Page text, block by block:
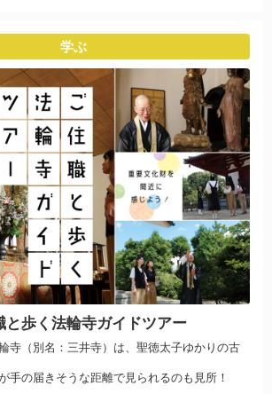
学ぶ
と歩く法輪寺ガイドツアー
寺（別名：三井寺）は、聖徳太子ゆかりの古
手の届きそうな距離で見られるのも見所！